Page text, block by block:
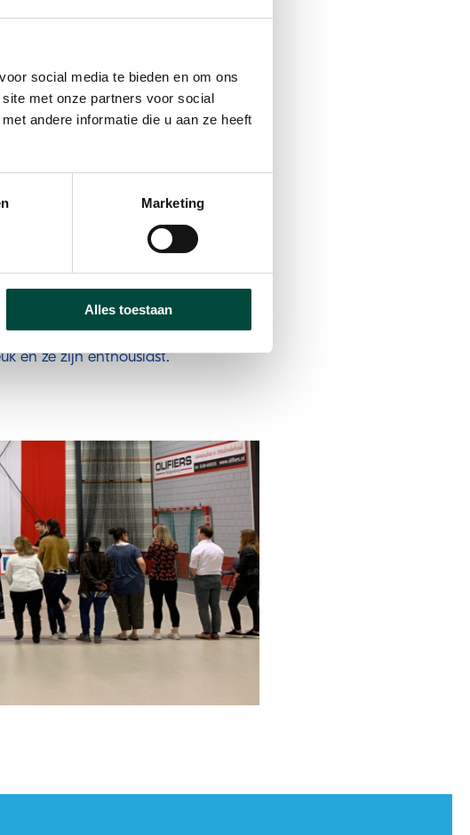
social media te bieden en om ons
met onze partners voor social
andere informatie die u aan ze heeft
Marketing
Alles toestaan
van mij mee met de groep. We
zien vanuit de gemeente.’’
40% is gestart met
reacties over het programma:
en ze zijn enthousiast.’’